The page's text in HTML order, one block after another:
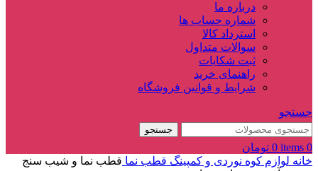
درباره ما
شماره حساب ها
استرداد کالا
سوالات متداول
ثبت شکایات
راهنمای خرید
شرایط و قوانین فروشگاه
جستجو
جستجو
0
items
0 تومان
خانه لوازم کوه نوردی و کمپینگ قطب نما قطب نما و شیب سنج